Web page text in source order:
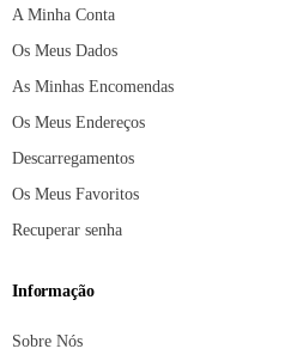
A Minha Conta
Os Meus Dados
As Minhas Encomendas
Os Meus Endereços
Descarregamentos
Os Meus Favoritos
Recuperar senha
Informação
Sobre Nós